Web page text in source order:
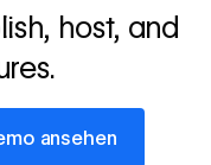
host, and
ansehen
ansehen